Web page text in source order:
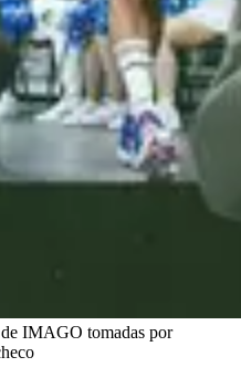
IMAGO tomadas por